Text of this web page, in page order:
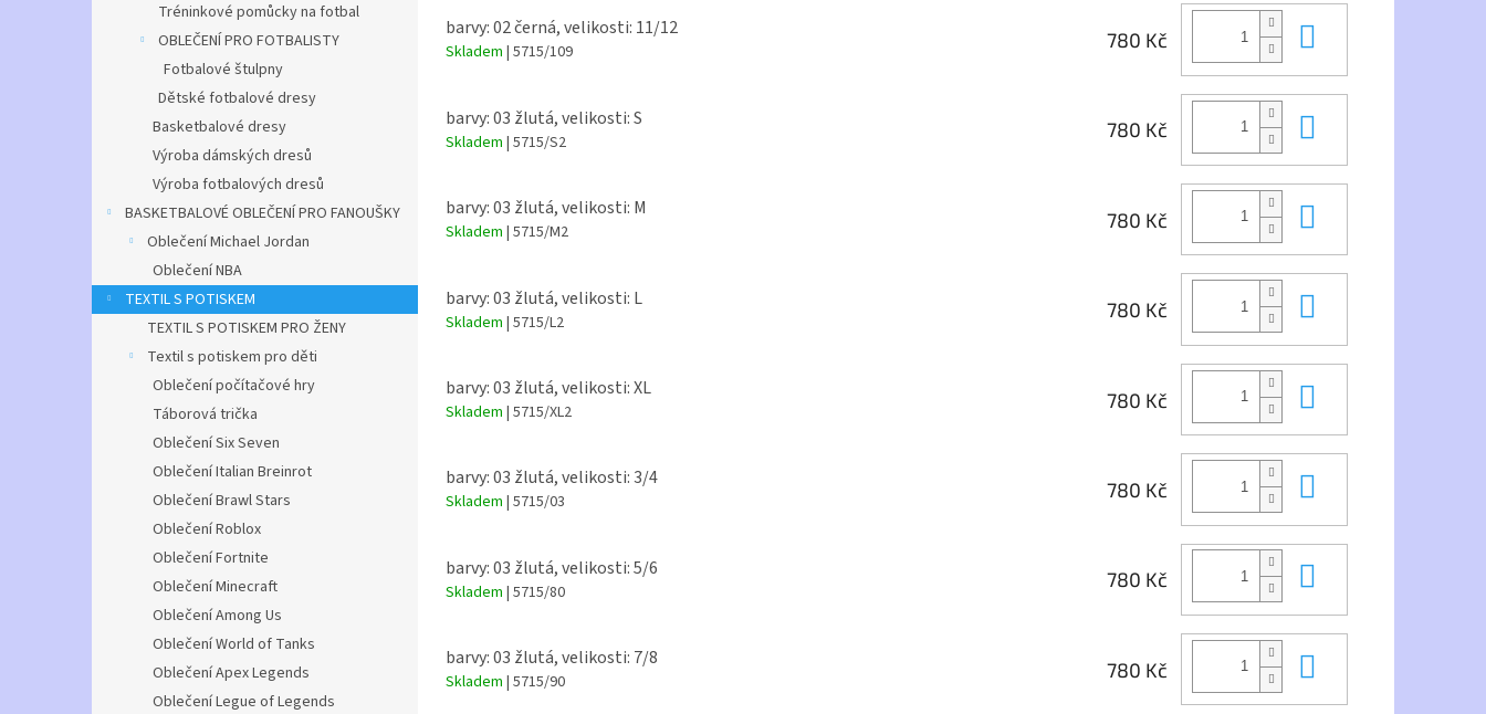
Tréninkové pomůcky na fotbal
OBLEČENÍ PRO FOTBALISTY
Fotbalové štulpny
Dětské fotbalové dresy
Basketbalové dresy
Výroba dámských dresů
Výroba fotbalových dresů
BASKETBALOVÉ OBLEČENÍ PRO FANOUŠKY
Oblečení Michael Jordan
Oblečení NBA
TEXTIL S POTISKEM
TEXTIL S POTISKEM PRO ŽENY
Textil s potiskem pro děti
Oblečení počítačové hry
Táborová trička
Oblečení Six Seven
Oblečení Italian Breinrot
Oblečení Brawl Stars
Oblečení Roblox
Oblečení Fortnite
Oblečení Minecraft
Oblečení Among Us
Oblečení World of Tanks
Oblečení Apex Legends
Oblečení Legue of Legends
barvy: 02 černá, velikosti: 11/12
Skladem | 5715/109
780 Kč
barvy: 03 žlutá, velikosti: S
Skladem | 5715/S2
780 Kč
barvy: 03 žlutá, velikosti: M
Skladem | 5715/M2
780 Kč
barvy: 03 žlutá, velikosti: L
Skladem | 5715/L2
780 Kč
barvy: 03 žlutá, velikosti: XL
Skladem | 5715/XL2
780 Kč
barvy: 03 žlutá, velikosti: 3/4
Skladem | 5715/03
780 Kč
barvy: 03 žlutá, velikosti: 5/6
Skladem | 5715/80
780 Kč
barvy: 03 žlutá, velikosti: 7/8
Skladem | 5715/90
780 Kč